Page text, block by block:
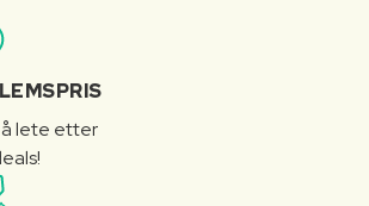
lete etter